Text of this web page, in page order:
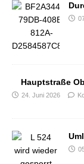
Hauptstraße
24. Juni 2026